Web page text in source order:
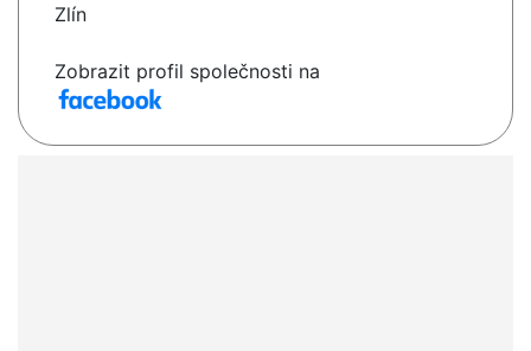
Zlín
Zobrazit profil společnosti na